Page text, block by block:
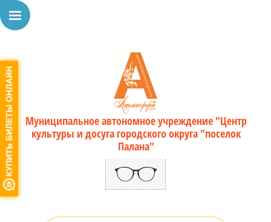
Муниципальное автономное учреждение "Центр
культуры и досуга городского округа "поселок
Палана"